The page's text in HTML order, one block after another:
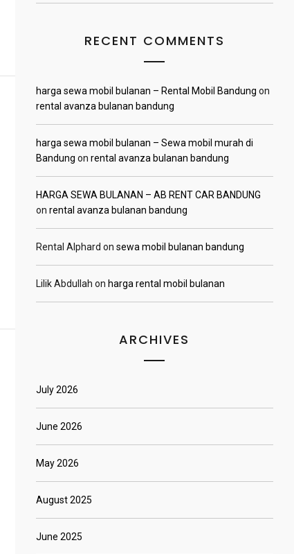
RECENT COMMENTS
harga sewa mobil bulanan – Rental Mobil Bandung on
rental avanza bulanan bandung
harga sewa mobil bulanan – Sewa mobil murah di
Bandung on rental avanza bulanan bandung
HARGA SEWA BULANAN – AB RENT CAR BANDUNG
on rental avanza bulanan bandung
Rental Alphard on sewa mobil bulanan bandung
Lilik Abdullah on harga rental mobil bulanan
ARCHIVES
July 2026
June 2026
May 2026
August 2025
June 2025